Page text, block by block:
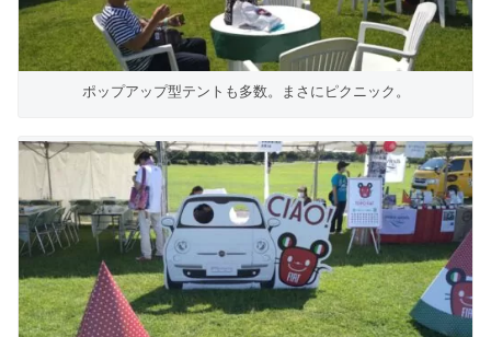
ポップアップ型テントも多数。まさにピクニック。